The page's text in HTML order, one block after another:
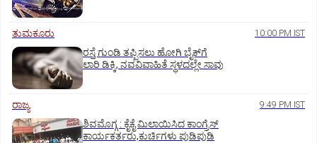
ತುಮಕೂರು 10:00 PM IST
ರಸ್ತೆ ಗುಂಡಿ ತಪ್ಪಿಸಲು ಹೋಗಿ ಬೈಕ್‌ಗೆ
ಲಾರಿ ಡಿಕ್ಕಿ, ನವವಿವಾಹಿತೆ ಸ್ಥಳದಲ್ಲೇ ಸಾವು
ರಾಜ್ಯ 9:49 PM IST
ಶಿವಮೊಗ್ಗ : ಕೈಕೈ ಮಿಲಾಯಿಸಿದ ಕಾಂಗ್ರೆಸ್
ಕಾರ್ಯಕರ್ತರು,ಕುರ್ಚಿಗಳು ಪುಡಿಪುಡಿ